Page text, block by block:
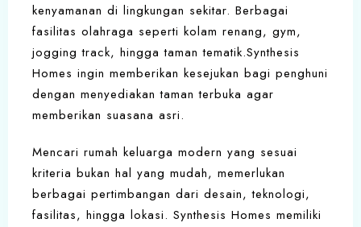
kenyamanan di lingkungan sekitar. Berbagai
fasilitas olahraga seperti kolam renang, gym,
jogging track, hingga taman tematik.Synthesis
Homes ingin memberikan kesejukan bagi penghuni
dengan menyediakan taman terbuka agar
memberikan suasana asri.
Mencari rumah keluarga modern yang sesuai
kriteria bukan hal yang mudah, memerlukan
berbagai pertimbangan dari desain, teknologi,
fasilitas, hingga lokasi. Synthesis Homes memiliki